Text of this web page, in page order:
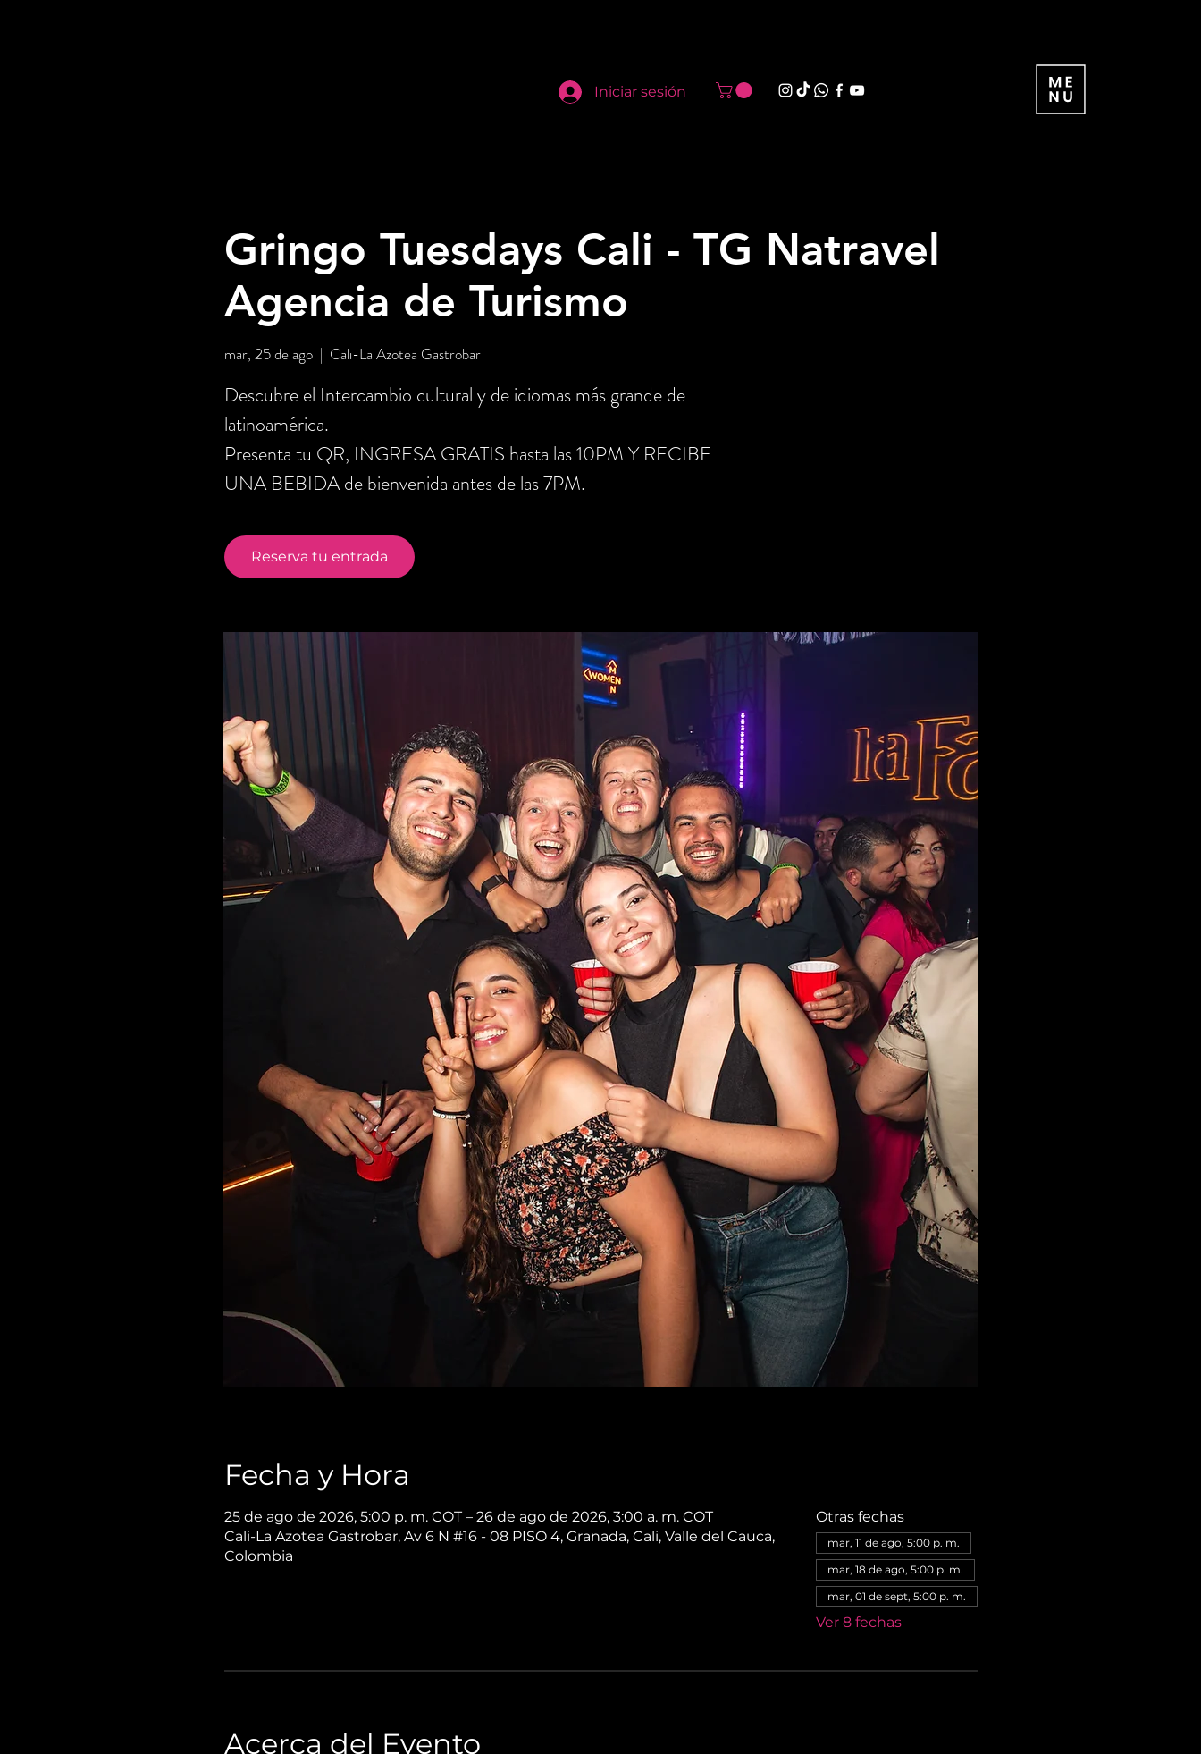
Iniciar sesión
Gringo Tuesdays Cali - TG Natravel
Agencia de Turismo
mar, 25 de ago
  |
Cali-La Azotea Gastrobar
Descubre el Intercambio cultural y de idiomas más grande de
latinoamérica.
Presenta tu QR, INGRESA GRATIS hasta las 10PM Y RECIBE
UNA BEBIDA de bienvenida antes de las 7PM.
Reserva tu entrada
Fecha y Hora
25 de ago de 2026, 5:00 p. m. COT – 26 de ago de 2026, 3:00 a. m. COT
Cali-La Azotea Gastrobar, Av 6 N #16 - 08 PISO 4, Granada, Cali, Valle del Cauca,
Colombia
Otras fechas
mar, 11 de ago, 5:00 p. m.
mar, 18 de ago, 5:00 p. m.
mar, 01 de sept, 5:00 p. m.
Ver 8 fechas
Acerca del Evento